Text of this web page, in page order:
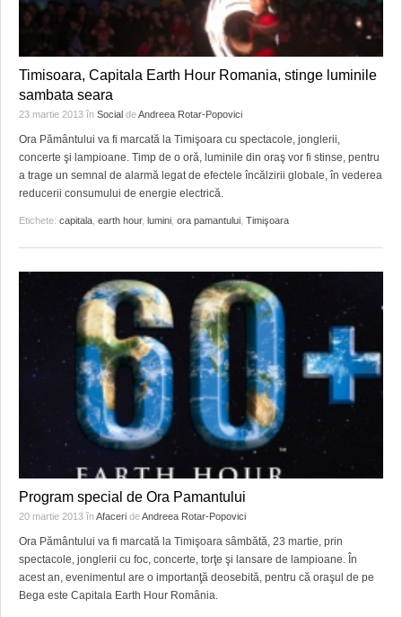
Timisoara, Capitala Earth Hour Romania, stinge luminile
sambata seara
23 martie 2013 în Social deAndreea Rotar-Popovici
Ora Pământului va fi marcată la Timişoara cu spectacole, jonglerii,
concerte şi lampioane. Timp de o oră, luminile din oraş vor fi stinse, pentru
a trage un semnal de alarmă legat de efectele încălzirii globale, în vederea
reducerii consumului de energie electrică.
Etichete: capitala earth hour, lumini ora pamantului Timişoara
Program special de Ora Pamantului
20 martie 2013 înAfaceri deAndreea Rotar-Popovici
Ora Pământului va fi marcată la Timişoara sâmbătă, 23 martie, prin
spectacole, jonglerii cu foc, concerte, torţe şi lansare de lampioane. În
acest an, evenimentul are o importanţă deosebită, pentru că oraşul de pe
Bega este Capitala Earth Hour România.